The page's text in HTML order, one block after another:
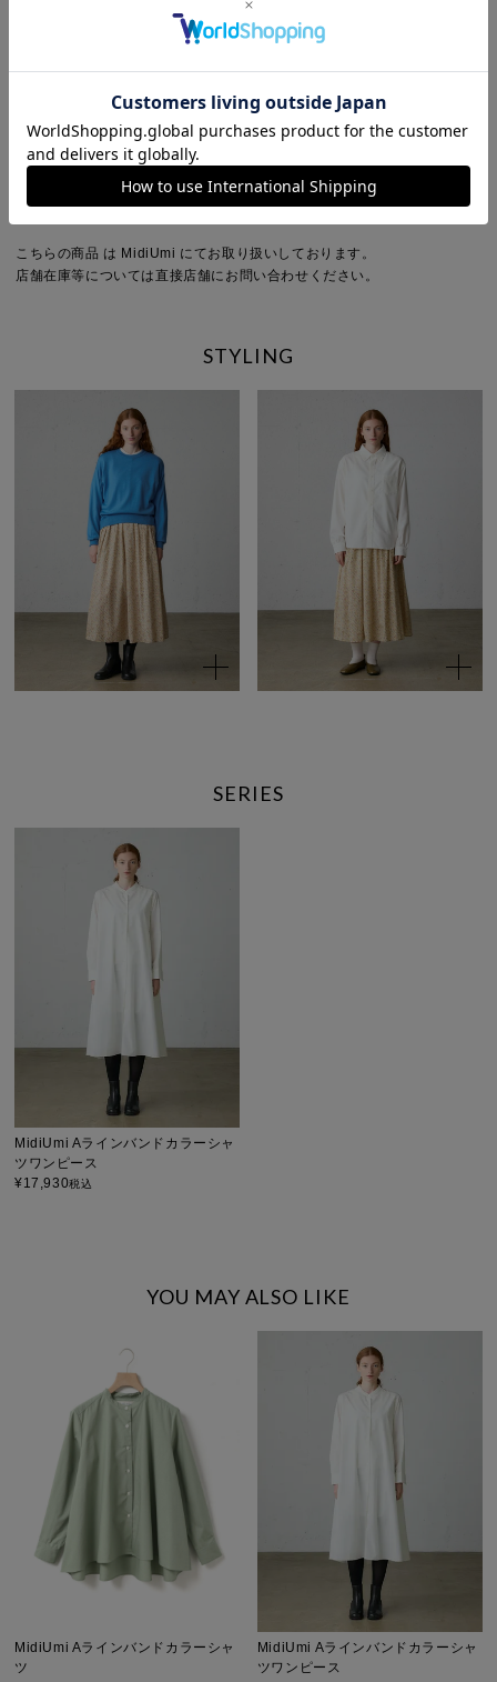
伸縮性：なし
※商品画像は、光の当たり具合やパソコンなどの閲覧環境により、実際の
色味と異なって見える場合がございます。予めご了承ください。
※商品の色味の目安は、商品単体の画像をご参照ください。
こちらの商品 は MidiUmi にてお取り扱いしております。
店舗在庫等については直接店舗にお問い合わせください。
STYLING
SERIES
MidiUmi Aラインバンドカラーシャ
ツワンピース
¥17,930税込
YOU MAY ALSO LIKE
MidiUmi Aラインバンドカラーシャ
ツ
MidiUmi Aラインバンドカラーシャ
ツワンピース